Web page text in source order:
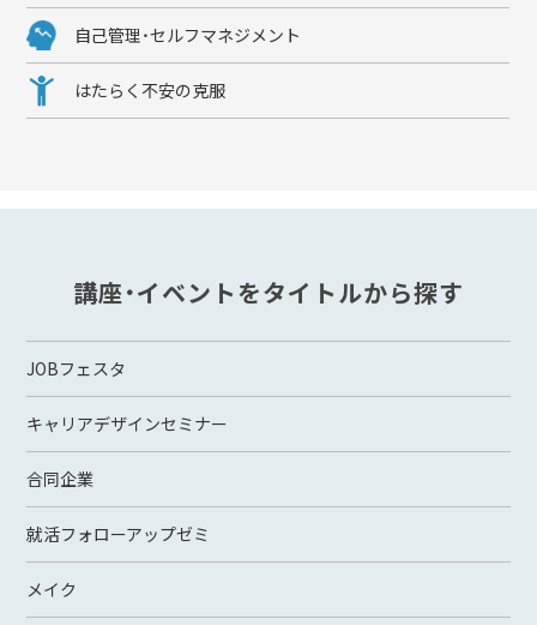
自己管理・セルフマネジメント
はたらく不安の克服
講座・イベントをタイトルから探す
JOBフェスタ
キャリアデザインセミナー
合同企業
就活フォローアップゼミ
メイク